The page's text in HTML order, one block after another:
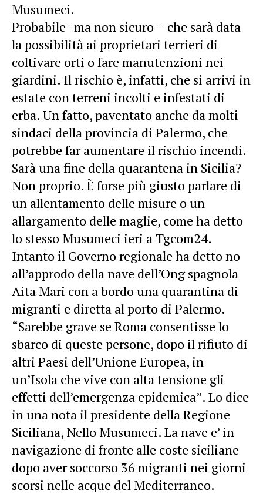
Musumeci.
Probabile -ma non sicuro – che sarà data
la possibilità ai proprietari terrieri di
coltivare orti o fare manutenzioni nei
giardini. Il rischio è, infatti, che si arrivi in
estate con terreni incolti e infestati di
erba. Un fatto, paventato anche da molti
sindaci della provincia di Palermo, che
potrebbe far aumentare il rischio incendi.
Sarà una fine della quarantena in Sicilia?
Non proprio. È forse più giusto parlare di
un allentamento delle misure o un
allargamento delle maglie, come ha detto
lo stesso Musumeci ieri a Tgcom24.
Intanto il Governo regionale ha detto no
all’approdo della nave dell’Ong spagnola
Aita Mari con a bordo una quarantina di
migranti e diretta al porto di Palermo.
“Sarebbe grave se Roma consentisse lo
sbarco di queste persone, dopo il rifiuto di
altri Paesi dell’Unione Europea, in
un’Isola che vive con alta tensione gli
effetti dell’emergenza epidemica”. Lo dice
in una nota il presidente della Regione
Siciliana, Nello Musumeci. La nave e’ in
navigazione di fronte alle coste siciliane
dopo aver soccorso 36 migranti nei giorni
scorsi nelle acque del Mediterraneo.